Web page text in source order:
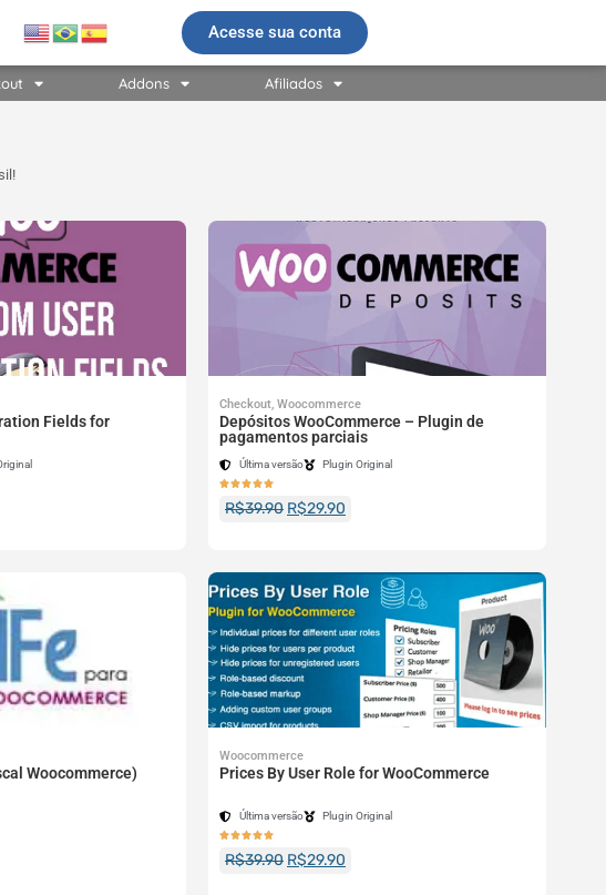
Acesse sua conta
Addons Afiliados
Fields for
Checkout, Woocommerce
Depósitos WooCommerce – Plugin de
pagamentos parciais
Última versão Plugin Original

R$39.90 R$29.90
Woocommerce)
Woocommerce
Prices By User Role for WooCommerce
Última versão Plugin Original

R$39.90 R$29.90